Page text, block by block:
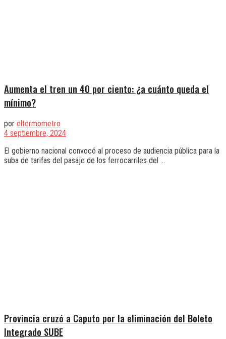
Aumenta el tren un 40 por ciento: ¿a cuánto queda el
mínimo?
por eltermometro
4 septiembre, 2024
El gobierno nacional convocó al proceso de audiencia pública para la
suba de tarifas del pasaje de los ferrocarriles del ...
Provincia cruzó a Caputo por la eliminación del Boleto
Integrado SUBE